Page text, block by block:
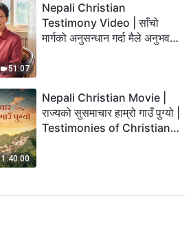
51:07
Nepali Christian
Testimony Video | साँचो
मार्गको अनुसन्धान गर्दा मैले अनुभव
1:40:00
Nepali Christian Movie |
राज्यको सुसमाचार हाम्रो गाउँ पुग्यो |
Testimonies of Christians